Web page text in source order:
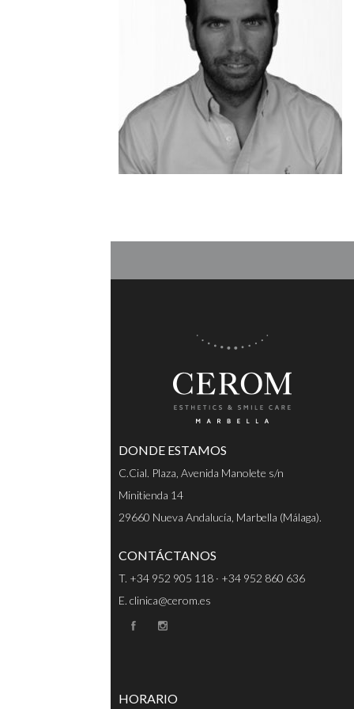
DONDE ESTAMOS
C.Cial. Plaza, Avenida Manolete s/n
Minitienda 14
29660 Nueva Andalucía, Marbella (Málaga).
CONTÁCTANOS
T. +34 952 905 118 · +34 952 860 636
E. clinica@cerom.es
HORARIO